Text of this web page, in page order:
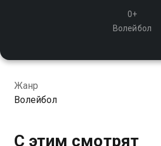
0+
Волейбол
Жанр
Волейбол
С этим смотрят